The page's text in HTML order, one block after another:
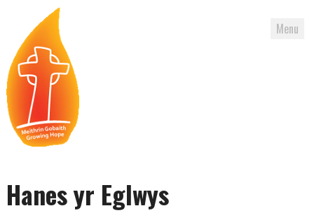
Menu
content
Hanes yr Eglwys